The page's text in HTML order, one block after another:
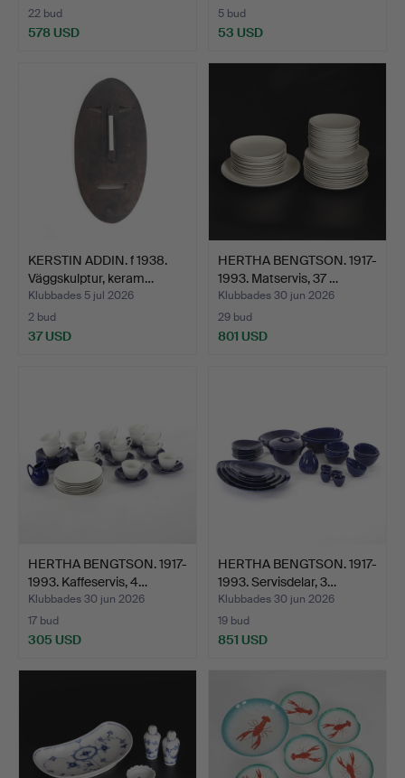
22 bud
578 USD
5 bud
53 USD
KERSTIN ADDIN. f 1938.
Väggskulptur, keram…
Klubbades 5 jul 2026
2 bud
37 USD
HERTHA BENGTSON. 1917-
1993. Matservis, 37 …
Klubbades 30 jun 2026
29 bud
801 USD
HERTHA BENGTSON. 1917-
1993. Kaffeservis, 4…
Klubbades 30 jun 2026
17 bud
305 USD
HERTHA BENGTSON. 1917-
1993. Servisdelar, 3…
Klubbades 30 jun 2026
19 bud
851 USD